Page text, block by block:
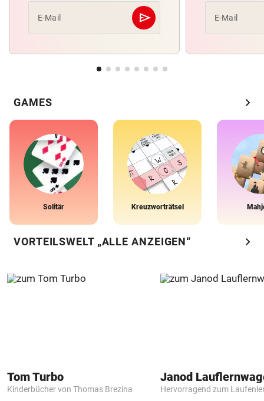
E-Mail send
Abschicken E-Mail
GAMES chevron_right
Solitär Kreuzworträtsel
VORTEILSWELT „ALLE ANZEIGEN“ chevron_right
Tom Turbo
Kinderbücher von Thomas Brezina
Janod
Hervorragend zum